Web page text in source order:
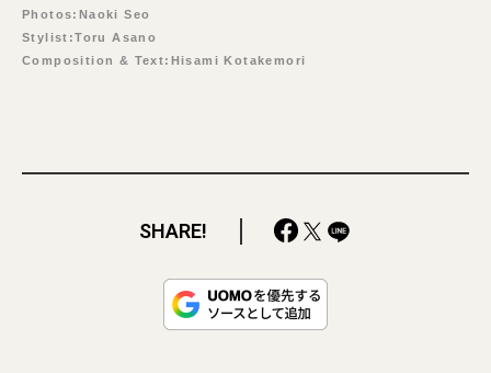
Photos:Naoki Seo
Stylist:Toru Asano
Composition & Text:Hisami Kotakemori
SHARE!